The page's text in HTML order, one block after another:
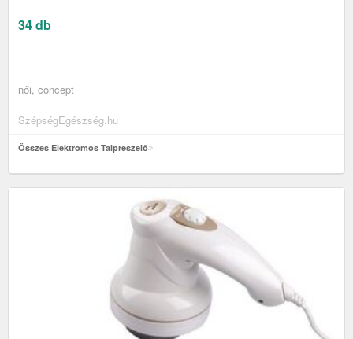
34 db
női, concept
SzépségEgészség.hu
Összes Elektromos Talpreszelő